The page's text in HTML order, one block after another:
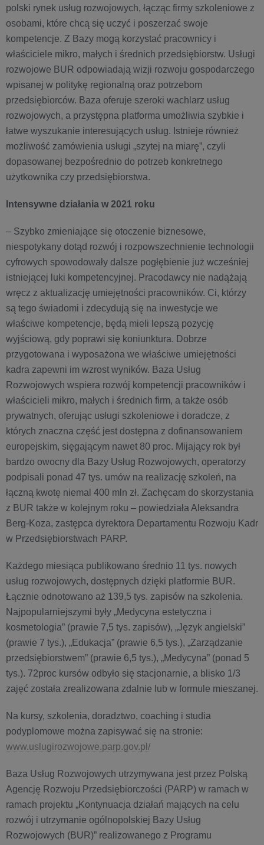
polski rynek usług rozwojowych, łącząc firmy szkoleniowe z
osobami, które chcą się uczyć i poszerzać swoje
kompetencje. Z Bazy mogą korzystać pracownicy i
właściciele mikro, małych i średnich przedsiębiorstw. Usługi
rozwojowe BUR odpowiadają wizji rozwoju gospodarczego
wpisanej w politykę regionalną oraz potrzebom
przedsiębiorców. Baza oferuje szeroki wachlarz usług
rozwojowych, a przystępna platforma umożliwia szybkie i
łatwe wyszukanie interesujących usług. Istnieje również
możliwość zamówienia usługi „szytej na miarę”, czyli
dopasowanej bezpośrednio do potrzeb konkretnego
użytkownika czy przedsiębiorstwa.
Intensywne działania w 2021 roku
– Szybko zmieniające się otoczenie biznesowe,
niespotykany dotąd rozwój i rozpowszechnienie technologii
cyfrowych spowodowały dalsze pogłębienie już wcześniej
istniejącej luki kompetencyjnej. Pracodawcy nie nadążają
wręcz z aktualizację umiejętności pracowników. Ci, którzy
są tego świadomi i zdecydują się na inwestycje we
właściwe kompetencje, będą mieli lepszą pozycję
wyjściową, gdy poprawi się koniunktura. Dobrze
przygotowana i wyposażona we właściwe umiejętności
kadra zapewni im wzrost wyników. Baza Usług
Rozwojowych wspiera rozwój kompetencji pracowników i
właścicieli mikro, małych i średnich firm, a także osób
prywatnych, oferując usługi szkoleniowe i doradcze, z
których znaczna część jest dostępna z dofinansowaniem
europejskim, sięgającym nawet 80 proc. Mijający rok był
bardzo owocny dla Bazy Usług Rozwojowych, operatorzy
podpisali ponad 47 tys. umów na realizację szkoleń, na
łączną kwotę niemal 400 mln zł. Zachęcam do skorzystania
z BUR także w kolejnym roku – powiedziała Aleksandra
Berg-Koza, zastępca dyrektora Departamentu Rozwoju Kadr
w Przedsiębiorstwach PARP.
Każdego miesiąca publikowano średnio 11 tys. nowych
usług rozwojowych, dostępnych dzięki platformie BUR.
Łącznie odnotowano aż 139,5 tys. zapisów na szkolenia.
Najpopularniejszymi były „Medycyna estetyczna i
kosmetologia” (prawie 7,5 tys. zapisów), „Język angielski”
(prawie 7 tys.), „Edukacja” (prawie 6,5 tys.), „Zarządzanie
przedsiębiorstwem” (prawie 6,5 tys.), „Medycyna” (ponad 5
tys.). 72proc kursów odbyło się stacjonarnie, a blisko 1/3
zajęć została zrealizowana zdalnie lub w formule mieszanej.
Na kursy, szkolenia, doradztwo, coaching i studia
podyplomowe można zapisywać się na stronie:
www.uslugirozwojowe.parp.gov.pl/
Baza Usług Rozwojowych utrzymywana jest przez Polską
Agencję Rozwoju Przedsiębiorczości (PARP) w ramach w
ramach projektu „Kontynuacja działań mających na celu
rozwój i utrzymanie ogólnopolskiej Bazy Usług
Rozwojowych (BUR)” realizowanego z Programu